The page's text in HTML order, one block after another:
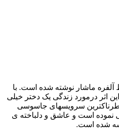
آلفره ماشار نوشته شده است. با
اثر درمورد زندگی یک دختر خیلی
سرویسهای جاسوسی
نموده است و عاشق و دلباخته ی
شده است.